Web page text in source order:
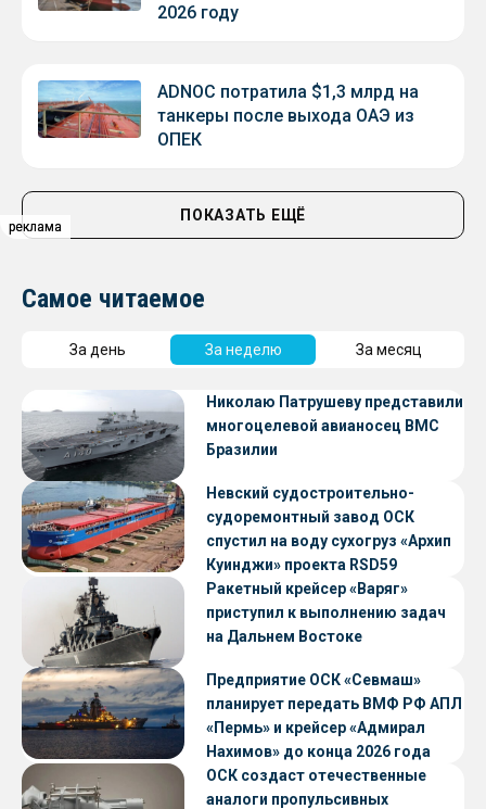
реклама
реклама
реклама
2026 году
ADNOC потратила $1,3 млрд на
танкеры после выхода ОАЭ из
ОПЕК
ПОКАЗАТЬ ЕЩЁ
Самое читаемое
За день За неделю За месяц
Николаю Патрушеву представили
многоцелевой авианосец ВМС
Бразилии
Невский судостроительно-
судоремонтный завод ОСК
спустил на воду сухогруз «Архип
Куинджи» проекта RSD59
Ракетный крейсер «Варяг»
приступил к выполнению задач
на Дальнем Востоке
Предприятие ОСК «Севмаш»
планирует передать ВМФ РФ АПЛ
«Пермь» и крейсер «Адмирал
Нахимов» до конца 2026 года
ОСК создаст отечественные
аналоги пропульсивных